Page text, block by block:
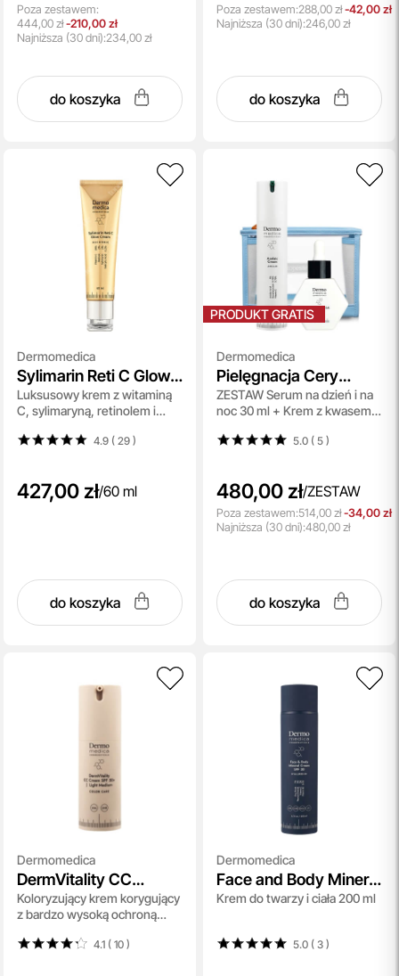
Poza zestawem:
444,00 zł-210,00 zł
Najniższa (30 dni):234,00 zł
do koszyka
Poza zestawem:288,00 zł-42,00 zł
Najniższa (30 dni):246,00 zł
do koszyka
Dermomedica
Sylimarin Reti C Glow
Cream
Luksusowy krem z witaminą
C, sylimaryną, retinolem i
antyoksydacyjnym 60 ml
4.9 ( 29)
427,00 zł/60 ml
do koszyka
PRODUKT GRATIS
Dermomedica
Pielęgnacja Cery
Trądzikowej
ZESTAW Serum na dzień i na
noc 30 ml + Krem z kwasem
heksylorezorcynolem 60 ml +
5.0 ( 5)
480,00 zł/ZESTAW
Poza zestawem:514,00 zł-34,00 zł
Najniższa (30 dni):480,00 zł
do koszyka
Dermomedica
DermVitality CC
Cream SPF 50
Koloryzujący krem korygujący
z bardzo wysoką ochroną
pielęgnacyjnym (kolor light
4.1 ( 10)
Dermomedica
Face and Body Mineral
Cream SPF 30
Krem do twarzy i ciała 200 ml
5.0 ( 3)